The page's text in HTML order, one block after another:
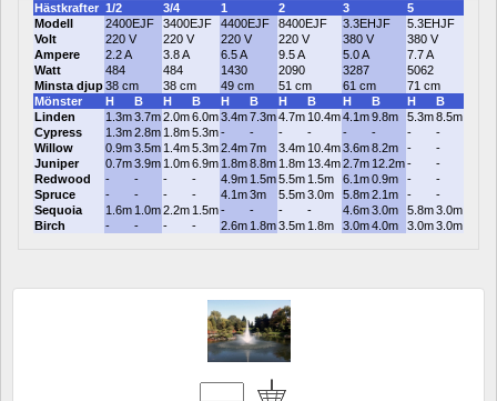
Hästkrafter 1/2 3/4 1 2 3
5
Modell
2400EJF 3400EJF 4400EJF 8400EJF 3.3EHJF
5.3EHJF
Volt
220 V 220 V 220 V 220 V 380 V
380 V
Ampere
2.2 A 3.8 A 6.5 A 9.5 A 5.0 A
7.7 A
Watt
484 484 1430 2090 3287
5062
Minsta djup38 cm 38 cm 49 cm 51 cm 61 cm
71 cm
Mönster
H B H B H B H B H B H
B
Linden
1.3m3.7m2.0m6.0m3.4m7.3m4.7m 10.4m4.1m9.8m 5.3m8.5m
Cypress
1.3m2.8m 1.8m5.3m- - - - - - -
-
Willow
0.9m3.5m 1.4m5.3m2.4m7m 3.4m 10.4m3.6m8.2m -
-
Juniper
0.7m3.9m 1.0m6.9m 1.8m8.8m 1.8m 13.4m2.7m 12.2m-
-
Redwood
- - - - 4.9m 1.5m5.5m 1.5m 6.1m0.9m -
-
Spruce
- - - - 4.1m3m 5.5m3.0m 5.8m2.1m -
-
Sequoia
1.6m 1.0m2.2m 1.5m- - - - 4.6m3.0m 5.8m3.0m
Birch
- - - - 2.6m 1.8m3.5m 1.8m 3.0m4.0m 3.0m3.0m